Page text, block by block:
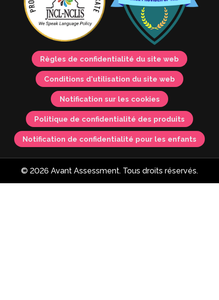
Règles de confidentialité du site web
Conditions d'utilisation du site web
Notification sur les cookies
Politique de confidentialité des produits
Notification de confidentialité pour les enfants
© 2026 Avant Assessment. Tous droits réservés.